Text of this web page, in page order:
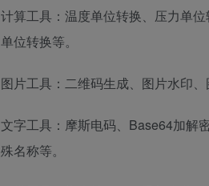
计算工具：温度单位转换、压力单
单位转换等。
图片工具：二维码生成、图片水印
文字工具：摩斯电码、Base64加解
殊名称等。